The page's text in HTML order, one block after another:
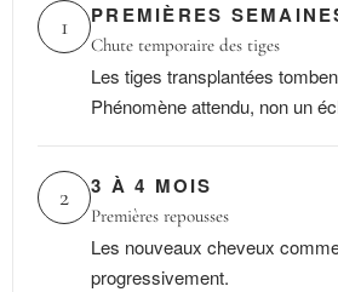
1 PREMIÈRES
Chute temporaire des tiges
Les tiges transplantées
Phénomène attendu, non un
2 3 À 4 MOIS
Premières repousses
Les nouveaux cheveux
progressivement.